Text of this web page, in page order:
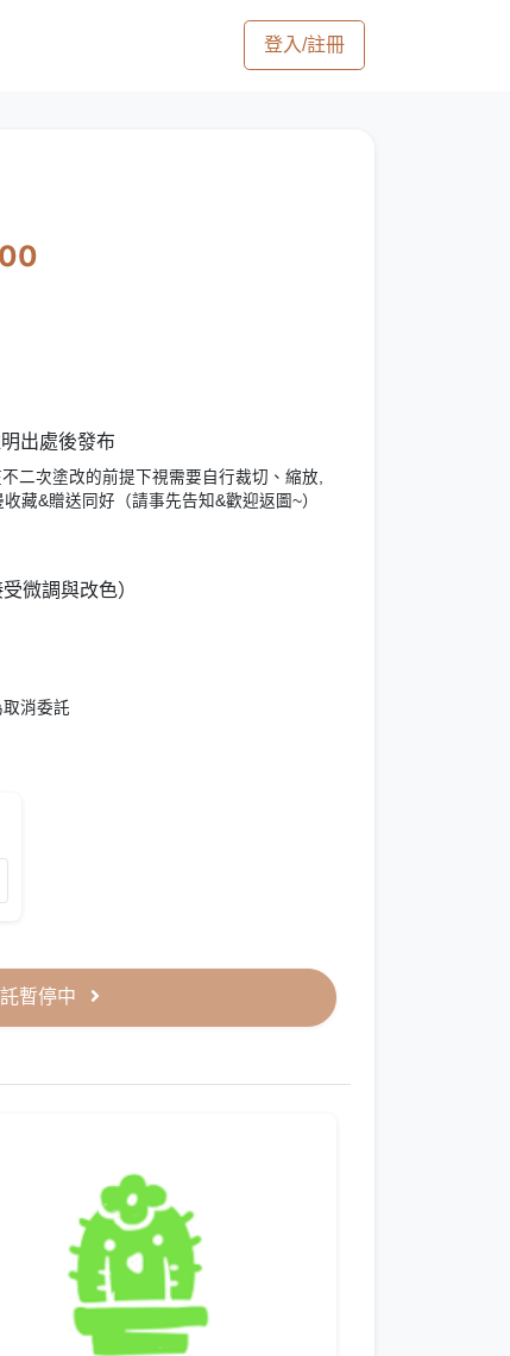
登入/註冊
出處後發布
二次塗改的前提下視需要自行裁切、縮放,
藏&贈送同好（請事先告知&歡迎返圖~）
微調與改色）
消委託
暫停中